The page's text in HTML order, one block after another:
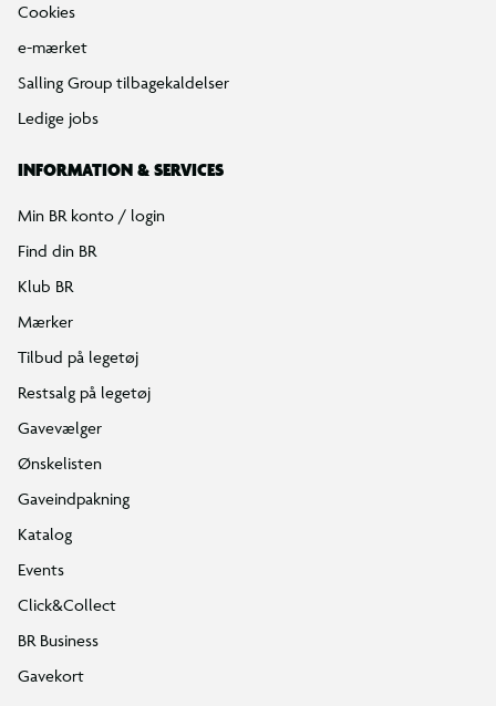
Cookies
e-mærket
Salling Group tilbagekaldelser
Ledige jobs
INFORMATION & SERVICES
Min BR konto / login
Find din BR
Klub BR
Mærker
Tilbud på legetøj
Restsalg på legetøj
Gavevælger
Ønskelisten
Gaveindpakning
Katalog
Events
Click&Collect
BR Business
Gavekort